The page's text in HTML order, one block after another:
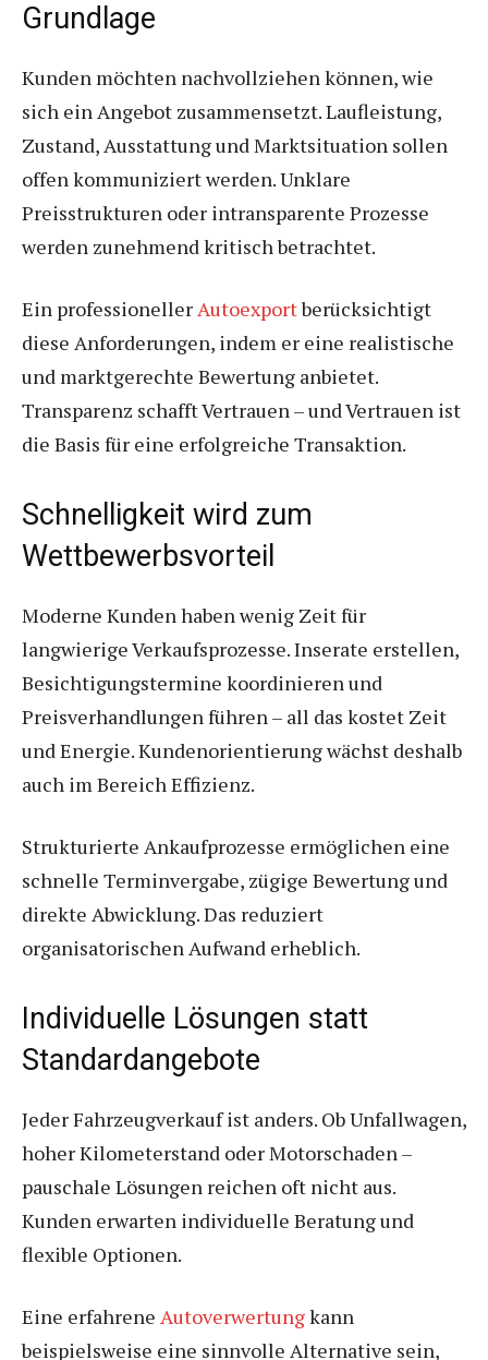
Grundlage
Kunden möchten nachvollziehen können, wie
sich ein Angebot zusammensetzt. Laufleistung,
Zustand, Ausstattung und Marktsituation sollen
offen kommuniziert werden. Unklare
Preisstrukturen oder intransparente Prozesse
werden zunehmend kritisch betrachtet.
Ein professionellerAutoexportberücksichtigt
diese Anforderungen, indem er eine realistische
und marktgerechte Bewertung anbietet.
Transparenz schafft Vertrauen – und Vertrauen ist
die Basis für eine erfolgreiche Transaktion.
Schnelligkeit wird zum
Wettbewerbsvorteil
Moderne Kunden haben wenig Zeit für
langwierige Verkaufsprozesse. Inserate erstellen,
Besichtigungstermine koordinieren und
Preisverhandlungen führen – all das kostet Zeit
und Energie. Kundenorientierung wächst deshalb
auch im Bereich Effizienz.
Strukturierte Ankaufprozesse ermöglichen eine
schnelle Terminvergabe, zügige Bewertung und
direkte Abwicklung. Das reduziert
organisatorischen Aufwand erheblich.
Individuelle Lösungen statt
Standardangebote
Jeder Fahrzeugverkauf ist anders. Ob Unfallwagen,
hoher Kilometerstand oder Motorschaden –
pauschale Lösungen reichen oft nicht aus.
Kunden erwarten individuelle Beratung und
flexible Optionen.
Eine erfahrene Autoverwertungkann
beispielsweise eine sinnvolle Alternative sein,